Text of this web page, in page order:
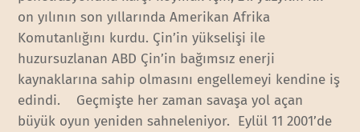
on yılının son yıllarında Amerikan Afrika
Komutanlığını kurdu. Çin’in yükselişi ile
huzursuzlanan ABD Çin’in bağımsız enerji
kaynaklarına sahip olmasını engellemeyi kendine iş
edindi. Geçmişte her zaman savaşa yol açan
büyük oyun yeniden sahneleniyor. Eylül 11 2001’de